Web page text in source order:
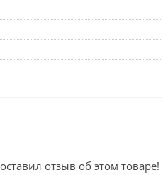
отзыв об этом товаре!